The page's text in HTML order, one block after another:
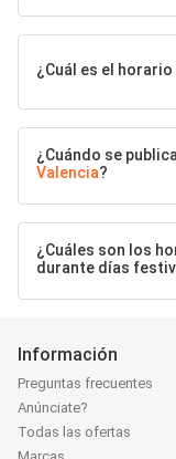
¿Cuál es el
¿Cuándo se
Valencia?
¿Cuáles son los
durante días
Información
Preguntas frecuentes
Anúnciate?
Todas las ofertas